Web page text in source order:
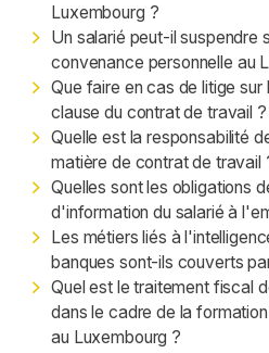
Luxembourg ?
Un salarié peut-il suspendre
convenance personnelle au
Que faire en cas de litige
clause du contrat de travail ?
Quelle est la responsabilité
matière de contrat de travail
Quelles sont les obligations
d'information du salarié à
Les métiers liés à
banques sont-ils couverts
Quel est le traitement fiscal
dans le cadre de la
au Luxembourg ?